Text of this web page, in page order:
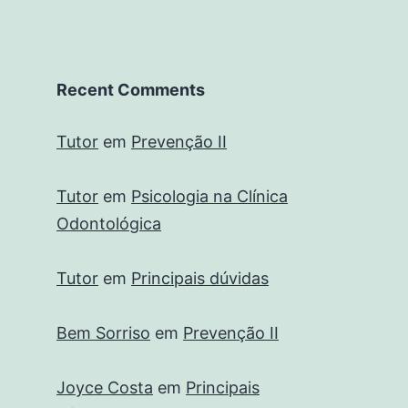
Recent Comments
Tutor em Prevenção II
Tutor em Psicologia na Clínica
Odontológica
Tutor em Principais dúvidas
Bem Sorriso em Prevenção II
Joyce Costa em Principais